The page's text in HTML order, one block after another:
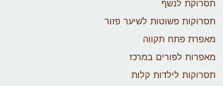
תסרוקת לנשף
תסרוקות פשוטות לשיער פזור
מאפרת פתח תקווה
מאפרות לפורים במרכז
תסרוקות לילדות קלות